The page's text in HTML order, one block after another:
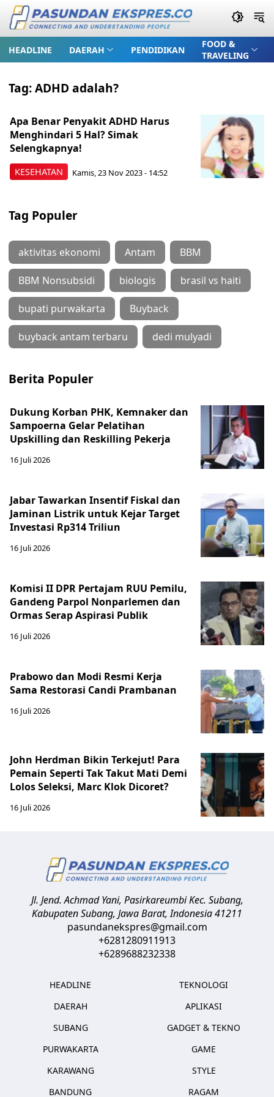
HEADLINE DAERAH PENDIDIKAN
FOOD &
TRAVELING
Tag:ADHD adalah?
KESEHATAN
Apa Benar Penyakit ADHD Harus
Menghindari 5 Hal? Simak
Selengkapnya!
Kamis, 23 Nov 2023 - 14:52
Tag Populer
aktivitas ekonomi Antam BBM
BBM Nonsubsidi biologis brasil vs haiti
bupati purwakarta Buyback
buyback antam terbaru dedi mulyadi
Berita Populer
Dukung Korban PHK, Kemnaker dan
Sampoerna Gelar Pelatihan
Upskilling dan Reskilling Pekerja
16 Juli 2026
Jabar Tawarkan Insentif Fiskal dan
Jaminan Listrik untuk Kejar Target
Investasi Rp314 Triliun
16 Juli 2026
Komisi II DPR Pertajam RUU Pemilu,
Gandeng Parpol Nonparlemen dan
Ormas Serap Aspirasi Publik
16 Juli 2026
Prabowo dan Modi Resmi Kerja
Sama Restorasi Candi Prambanan
16 Juli 2026
John Herdman Bikin Terkejut! Para
Pemain Seperti Tak Takut Mati Demi
Lolos Seleksi, Marc Klok Dicoret?
16 Juli 2026
Jl. Jend. Achmad Yani, Pasirkareumbi Kec. Subang,
Kabupaten Subang, Jawa Barat,Indonesia41211
pasundanekspres@gmail.com
+6281280911913
+6289688232338
HEADLINE
DAERAH
SUBANG
PURWAKARTA
KARAWANG
BANDUNG
TEKNOLOGI
APLIKASI
GADGET & TEKNO
GAME
STYLE
RAGAM